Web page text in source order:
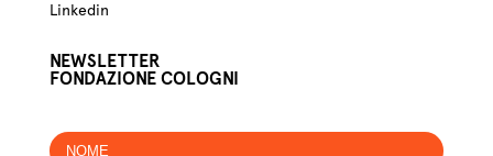
Linkedin
NEWSLETTER
FONDAZIONE COLOGNI